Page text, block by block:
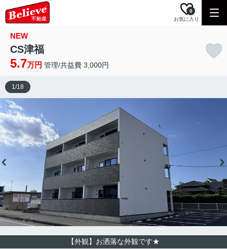
お気に入り
0
NEW
CS津福
5.7万円 管理/共益費 3,000円
【外観】お洒落な外観です★
1/18